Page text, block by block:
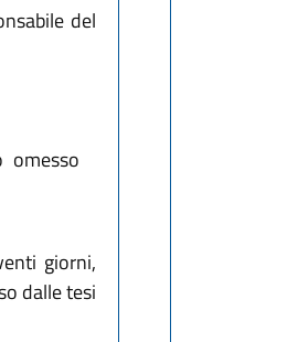
del
giorni,
dalle tesi